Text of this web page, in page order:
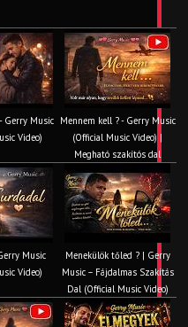
Gerry Music
Video)
Mennem kell ? - Gerry Music
(Official Music Video) |
Megható szakítós dal
Music
Video)
Menekülök tőled ? | Gerry
Music – Fájdalmas Szakítás
Dal (Official Music Video)